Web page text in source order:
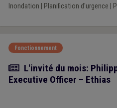
Inondation Planification d'urgence
Fonctionnement
Article
L'invité du mois:
Executive Officer – Ethias